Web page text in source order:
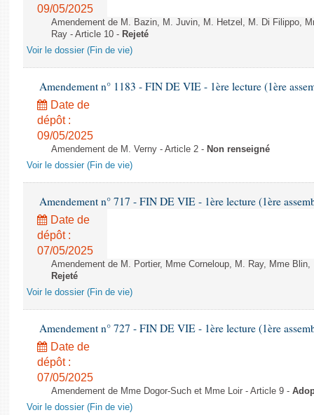
Dossiers législatifs
Budget et sécurité sociale
Comptes rendus des débats
09/05/2025
Amendement de M. Bazin, M. Juvin, M. Hetzel, M. Di Filippo,
Ray - Article 10 - Rejeté
Voir le dossier (Fin de vie)
Amendement n° 1183 - FIN DE VIE - 1ère lecture (1ère
Date de
dépôt :
09/05/2025
Amendement de M. Verny - Article 2 - Non renseigné
Voir le dossier (Fin de vie)
Amendement n° 717 - FIN DE VIE - 1ère lecture (1ère
Date de
dépôt :
07/05/2025
Amendement de M. Portier, Mme Corneloup, M. Ray, Mme
Rejeté
Voir le dossier (Fin de vie)
Amendement n° 727 - FIN DE VIE - 1ère lecture (1ère
Date de
dépôt :
07/05/2025
Amendement de Mme Dogor-Such et Mme Loir - Article 9 -
Voir le dossier (Fin de vie)